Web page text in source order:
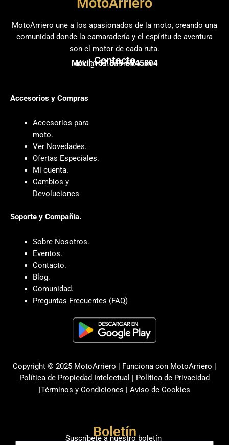
MotoArriero une a los apasionados de la moto, creando una
comunidad donde la camaradería y el espíritu de aventura
son el motor de cada ruta.
Contacto
info@motoarriero.com
Móvil: +57 319 5845804
Accesorios y Compras
Accesorios para
moto.
Ver Novedades.
Ofertas Especiales.
Mi cuenta.
Cambios y
Devoluciones
Soporte y Compañia.
Sobre Nosotros.
Eventos.
Contacto.
Blog.
Comunidad.
Preguntas Frecuentes (FAQ)
Copyright © 2025 MotoArriero | Funciona con MotoArriero |
Política de Propiedad Intelectual | Política de Privacidad
|Términos y Condiciones | Aviso de Cookies
Boletín
Suscríbete a nuestro boletín